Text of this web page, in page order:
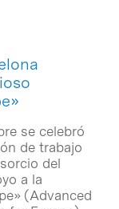
se celebró
de trabajo
del
a la
(Advanced